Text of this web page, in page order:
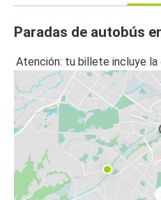
Paradas de autobús
Atención: tu billete incluye la